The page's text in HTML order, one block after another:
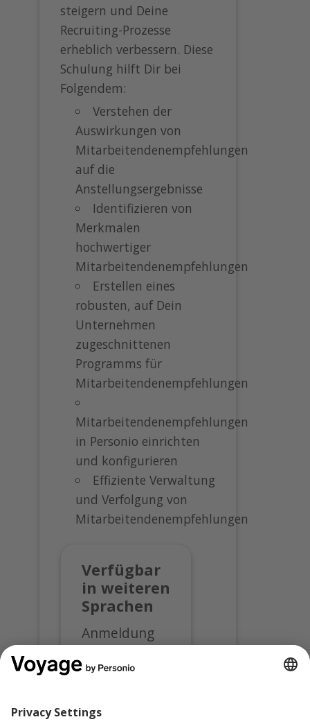
steigern und Deine
Recruiting-Prozesse
erheblich verbessern. Diese
Schulung hilft Dir bei
Folgendem:
Verstehen der
Auswirkungen von
Mitarbeitendenempfehlungen
auf die
Anstellungsergebnisse
Identifizieren von
Merkmalen
hochwertiger
Mitarbeitendenempfehlungen
Erstellen eines
robusten, auf Dein
Unternehmen
zugeschnittenen
Programms für
Mitarbeitendenempfehlungen
Mitarbeitendenempfehlungen
in Personio einrichten
und konfigurieren
Effiziente Verwaltung
und Verfolgung von
Mitarbeitendenempfehlungen
Verfügbar
in weiteren
Sprachen
Anmeldung
Kurs in auf: